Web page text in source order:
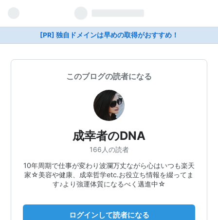
[PR] 独自ドメインは早めの取得がおすすめ！
このブログの読者になる
成幸者のDNA
166人の読者
10年周期で仕事が変わり波瀾万丈ながら心はいつも楽天
家☆美容や健康、成幸哲学etc.お役立ち情報を綴ってま
す♪より強運体質になるべく邁進中☆
ログインして読者になる